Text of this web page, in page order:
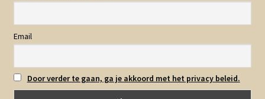
Email
Door verder te gaan, ga je akkoord met het privacy beleid.